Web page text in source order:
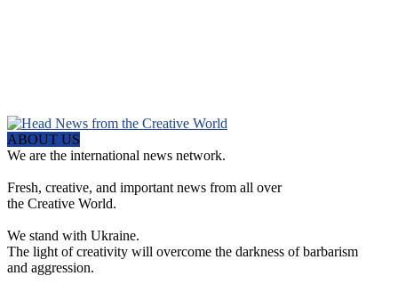
ABOUT US
We are the international news network.
Fresh, creative, and important news from all over
the Creative World.
We stand with Ukraine.
The light of creativity will overcome the darkness of barbarism
and aggression.